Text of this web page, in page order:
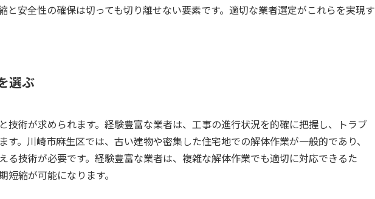
と安全性の確保は切っても切り離せない要素です。適切な業者選定がこれらを実現す
選ぶ
技術が求められます。経験豊富な業者は、工事の進行状況を的確に把握し、トラブ
す。川崎市麻生区では、古い建物や密集した住宅地での解体作業が一般的であり、
る技術が必要です。経験豊富な業者は、複雑な解体作業でも適切に対応できるた
縮が可能になります。